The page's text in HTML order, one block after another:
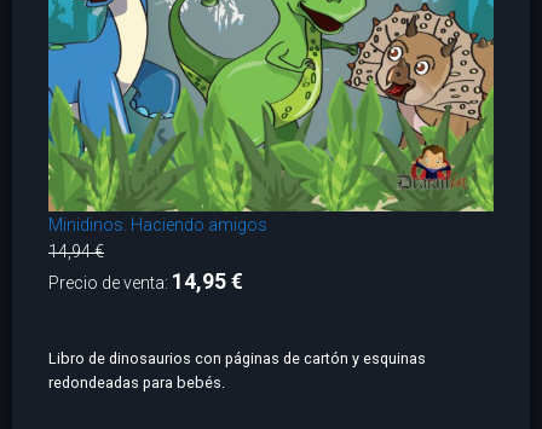
Minidinos. Haciendo amigos
14,94 €
Precio de venta: 14,95 €
Libro de dinosaurios con páginas de cartón y esquinas
redondeadas para bebés.